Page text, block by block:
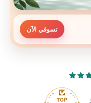
تسوقي الآن